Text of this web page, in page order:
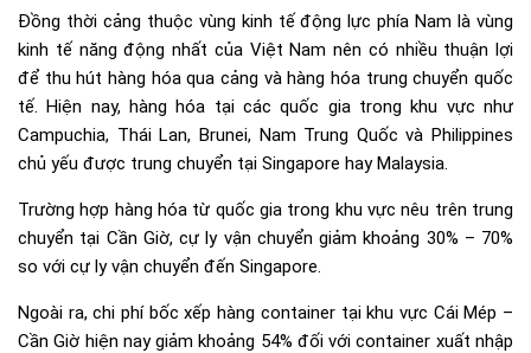
Đồng thời cảng thuộc vùng kinh tế động lực phía Nam là vùng
kinh tế năng động nhất của Việt Nam nên có nhiều thuận lợi
để thu hút hàng hóa qua cảng và hàng hóa trung chuyển quốc
tế. Hiện nay, hàng hóa tại các quốc gia trong khu vực như
Campuchia, Thái Lan, Brunei, Nam Trung Quốc và Philippines
chủ yếu được trung chuyển tại Singapore hay Malaysia.
Trường hợp hàng hóa từ quốc gia trong khu vực nêu trên trung
chuyển tại Cần Giờ, cự ly vận chuyển giảm khoảng 30% – 70%
so với cự ly vận chuyển đến Singapore.
Ngoài ra, chi phí bốc xếp hàng container tại khu vực Cái Mép –
Cần Giờ hiện nay giảm khoảng 54% đối với container xuất nhập